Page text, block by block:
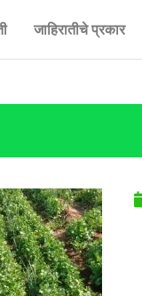
जाहिरातीचे प्रकार